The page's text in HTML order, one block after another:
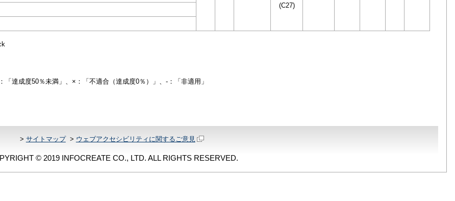
(C27)
達成度50％未満」、×：「不適合（達成度0％）」、-：「非適用」
> サイトマップ> ウェブアクセシビリティに関するご意見
© 2019 INFOCREATE CO., LTD. ALL RIGHTS RESERVED.